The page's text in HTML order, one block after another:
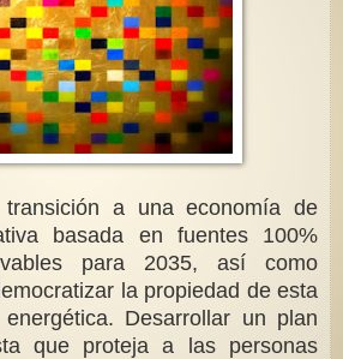
transición a una economía de
basada en fuentes 100%
para 2035, así como
la propiedad de esta
Desarrollar un plan
que proteja a las personas